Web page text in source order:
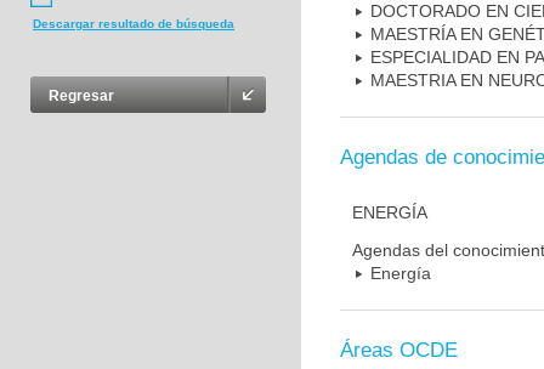
Descargar resultado de búsqueda
Regresar
DOCTORADO EN
MAESTRÍA EN
ESPECIALIDAD EN
MAESTRIA EN
Agendas de
ENERGÍA
Agendas del
Energía
Áreas OCDE